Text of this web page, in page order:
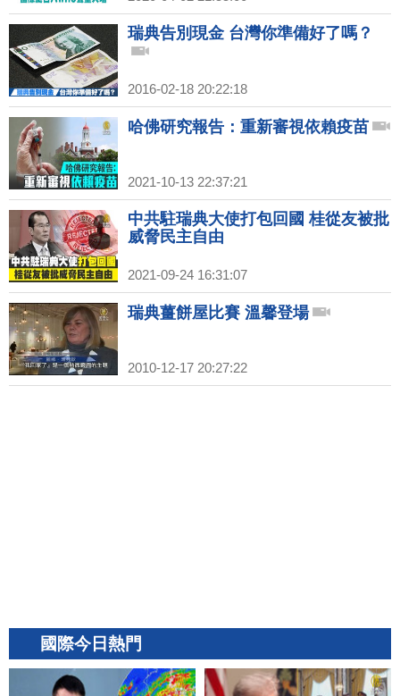
瑞典告別現金 台灣你準備好了嗎？
2016-02-18 20:22:18
哈佛研究報告：重新審視依賴疫苗
2021-10-13 22:37:21
中共駐瑞典大使打包回國 桂從友被批
威脅民主自由
2021-09-24 16:31:07
瑞典薑餅屋比賽 溫馨登場
2010-12-17 20:27:22
國際今日熱門